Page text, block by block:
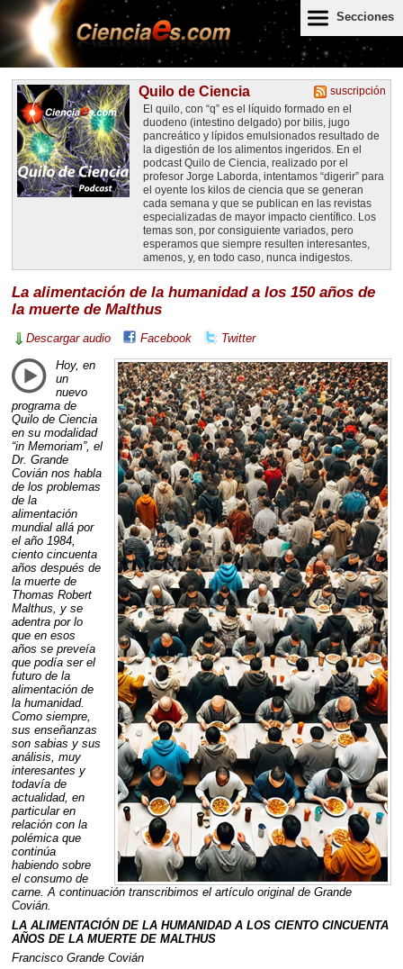
Secciones
suscripción
Quilo de Ciencia
El quilo, con “q” es el líquido formado en el
duodeno (intestino delgado) por bilis, jugo
pancreático y lípidos emulsionados resultado de
la digestión de los alimentos ingeridos. En el
podcast Quilo de Ciencia, realizado por el
profesor Jorge Laborda, intentamos “digerir” para
el oyente los kilos de ciencia que se generan
cada semana y que se publican en las revistas
especializadas de mayor impacto científico. Los
temas son, por consiguiente variados, pero
esperamos que siempre resulten interesantes,
amenos, y, en todo caso, nunca indigestos.
La alimentación de la humanidad a los 150 años de
la muerte de Malthus
Descargar audio Facebook Twitter
Hoy, en
un
nuevo
programa de
Quilo de Ciencia
en su modalidad
“in Memoriam”, el
Dr. Grande
Covián nos habla
de los problemas
de la
alimentación
mundial allá por
el año 1984,
ciento cincuenta
años después de
la muerte de
Thomas Robert
Malthus, y se
adentra por lo
que en esos
años se preveía
que podía ser el
futuro de la
alimentación de
la humanidad.
Como siempre,
sus enseñanzas
son sabias y sus
análisis, muy
interesantes y
todavía de
actualidad, en
particular en
relación con la
polémica que
continúa
habiendo sobre
el consumo de
carne. A continuación transcribimos el artículo original de Grande
Covián.
LA ALIMENTACIÓNDE LA HUMANIDADA LOS CIENTO CINCUENTA
AÑOSDE LA MUERTEDE MALTHUS
Francisco Grande Covián